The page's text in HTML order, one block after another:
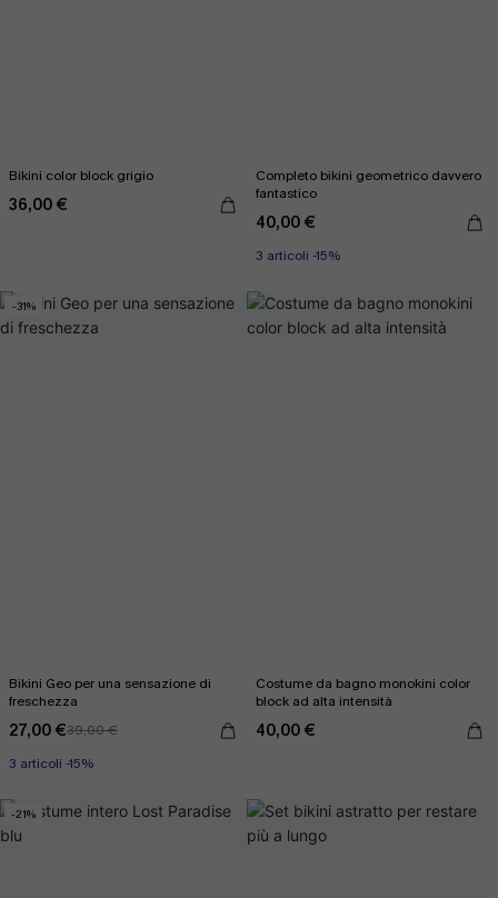
Bikini color block grigio
36,00 €
Completo bikini geometrico davvero
fantastico
40,00 €
3 articoli -15%
-31%
Bikini Geo per una sensazione di
freschezza
27,00 €39,00 €
3 articoli -15%
Costume da bagno monokini color
block ad alta intensità
40,00 €
-21%